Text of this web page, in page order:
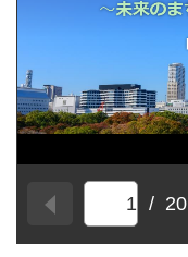
/ 20